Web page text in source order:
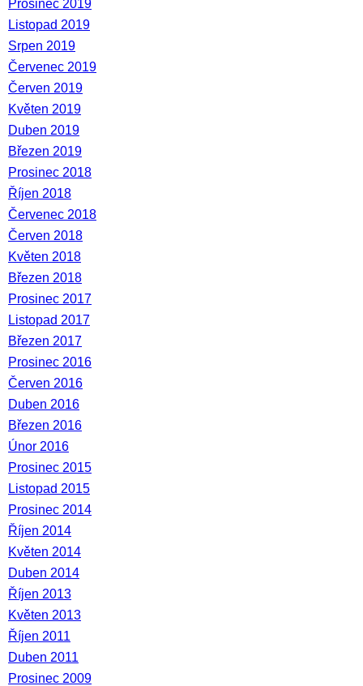
Prosinec 2019
Listopad 2019
Srpen 2019
Červenec 2019
Červen 2019
Květen 2019
Duben 2019
Březen 2019
Prosinec 2018
Říjen 2018
Červenec 2018
Červen 2018
Květen 2018
Březen 2018
Prosinec 2017
Listopad 2017
Březen 2017
Prosinec 2016
Červen 2016
Duben 2016
Březen 2016
Únor 2016
Prosinec 2015
Listopad 2015
Prosinec 2014
Říjen 2014
Květen 2014
Duben 2014
Říjen 2013
Květen 2013
Říjen 2011
Duben 2011
Prosinec 2009